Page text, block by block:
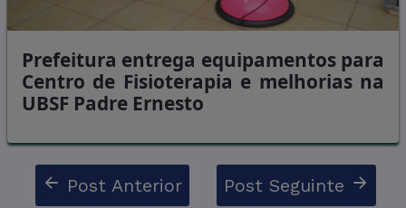
Prefeitura entrega equipamentos para
Centro de Fisioterapia e melhorias na
UBSF Padre Ernesto
Post Anterior Post Seguinte